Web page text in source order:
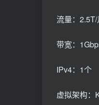
流量：2.5T/
带宽：
IPv4：1个
虚拟架构：